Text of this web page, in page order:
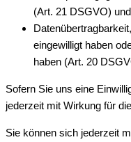
(Art. 21 DSGVO) und
eingewilligt haben
haben (Art. 20
Sofern Sie uns eine
jederzeit mit Wirkung für
Sie können sich jederzeit